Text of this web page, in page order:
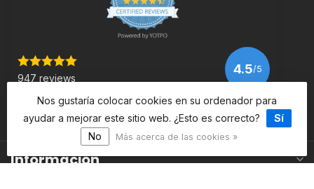
947 reviews
4.5/5
Ver más
Información
Nos gustaría colocar cookies en su ordenador para
ayudar a mejorar este sitio web. ¿Esto es correcto?
Sí
No
Más acerca de las cookies »